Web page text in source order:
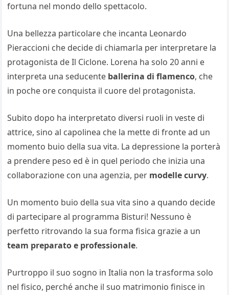
fortuna nel mondo dello spettacolo.
Una bellezza particolare che incanta Leonardo
Pieraccioni che decide di chiamarla per interpretare la
protagonista de Il Ciclone. Lorena ha solo 20 anni e
interpreta una seducente ballerina di flamenco, che
in poche ore conquista il cuore del protagonista.
Subito dopo ha interpretato diversi ruoli in veste di
attrice, sino al capolinea che la mette di fronte ad un
momento buio della sua vita. La depressione la porterà
a prendere peso ed è in quel periodo che inizia una
collaborazione con una agenzia, per modelle curvy.
Un momento buio della sua vita sino a quando decide
di partecipare al programma Bisturi! Nessuno è
perfetto ritrovando la sua forma fisica grazie a un
team preparato e professionale.
Purtroppo il suo sogno in Italia non la trasforma solo
nel fisico, perché anche il suo matrimonio finisce in